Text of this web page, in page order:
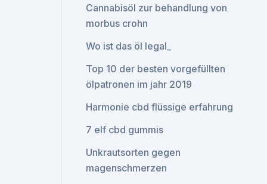
Cannabisöl zur behandlung von
morbus crohn
Wo ist das öl legal_
Top 10 der besten vorgefüllten
ölpatronen im jahr 2019
Harmonie cbd flüssige erfahrung
7 elf cbd gummis
Unkrautsorten gegen
magenschmerzen